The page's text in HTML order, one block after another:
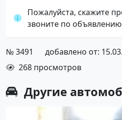
Пожалуйста, скажите
звоните по
№ 3491
добавлено от:
268 просмотров
Другие